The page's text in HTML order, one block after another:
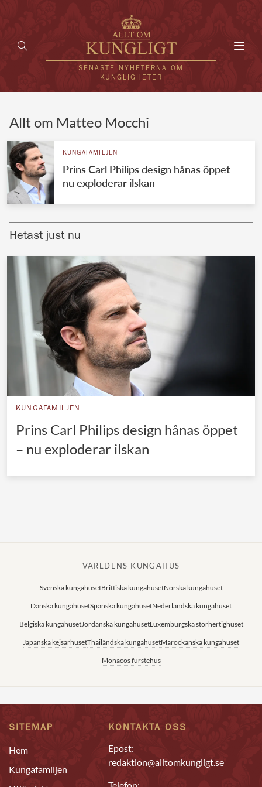
SENASTE NYHETERNA OM
KUNGLIGHETER
UTLÄNDSKT
VÄRLDENS KUNGAHUS
Brittiska kungahuset
Norska kungahuset
Danska kungahuset
Spanska kungahuset
Nederländska kungahuset
Belgiska kungahuset
Jordanska kungahuset
Luxemburgska storhertighuset
Japanska kejsarhuset
Thailändska kungahuset
Allt om Matteo Mocchi
KUNGAFAMILJEN
Prins Carl Philips design hånas öppet –
nu exploderar ilskan
Hetast just nu
KUNGAFAMILJEN
Prins Carl Philips design hånas öppet
– nu exploderar ilskan
VÄRLDENS KUNGAHUS
Svenska kungahusetBrittiska kungahusetNorska kungahuset
Danska kungahusetSpanska kungahusetNederländska kungahuset
Belgiska kungahusetJordanska kungahusetLuxemburgska storhertighuset
Japanska kejsarhusetThailändska kungahusetMarockanska kungahuset
Monacos furstehus
SITEMAP
Hem
Kungafamiljen
KONTAKTA OSS
Epost:
redaktion@alltomkungligt.se